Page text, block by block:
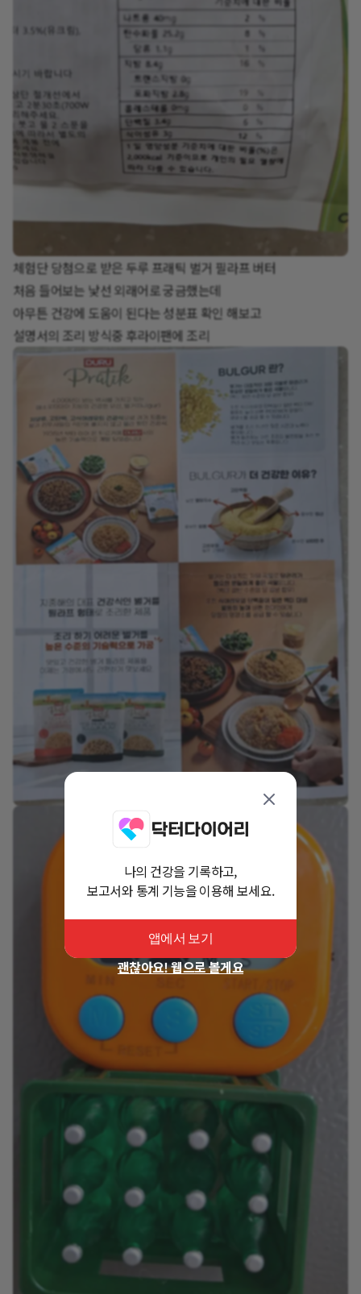
체험단 당첨으로 받은 두루 프래틱 벌거 필라프 버터
처음 들어보는 낯선 외래어로 궁금했는데
아무튼 건강에 도움이 된다는 성분표 확인 해보고
설명서의 조리 방식중 후라이팬에 조리
나의 건강을 기록하고,
보고서와 통계 기능을 이용해 보세요.
앱에서 보기
괜찮아요! 웹으로 볼게요